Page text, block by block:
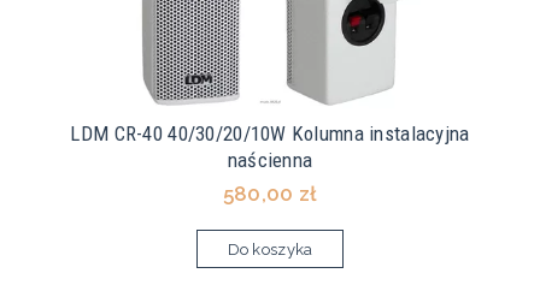
LDM CR-40 40/30/20/10W Kolumna instalacyjna
naścienna
580,00 zł
Do koszyka